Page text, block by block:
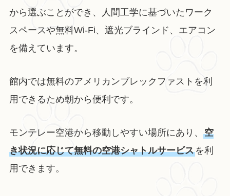
から選ぶことができ、人間工学に基づいたワーク
スペースや無料Wi-Fi、遮光ブラインド、エアコン
を備えています。
館内では無料のアメリカンブレックファストを利
用できるため朝から便利です。
モンテレー空港から移動しやすい場所にあり、 空
き状況に応じて無料の空港シャトルサービスを利
用できます。